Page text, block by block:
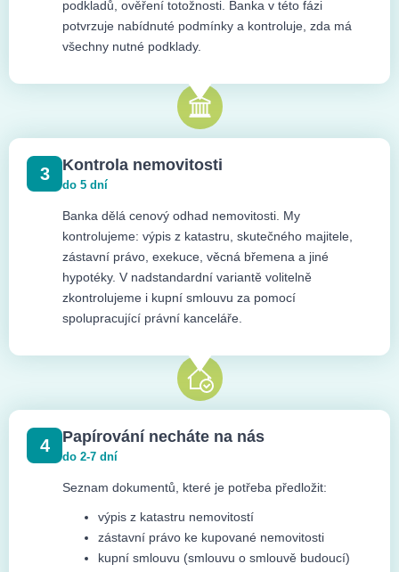
podkladů, ověření totožnosti. Banka v této fázi
potvrzuje nabídnuté podmínky a kontroluje, zda má
všechny nutné podklady.
3 Kontrola nemovitosti
do 5 dní
Banka dělá cenový odhad nemovitosti. My
kontrolujeme: výpis z katastru, skutečného majitele,
zástavní právo, exekuce, věcná břemena a jiné
hypotéky. V nadstandardní variantě volitelně
zkontrolujeme i kupní smlouvu za pomocí
spolupracující právní kanceláře.
4 Papírování necháte na nás
do 2-7 dní
Seznam dokumentů, které je potřeba předložit:
výpis z katastru nemovitostí
zástavní právo ke kupované nemovitosti
kupní smlouvu (smlouvu o smlouvě budoucí)